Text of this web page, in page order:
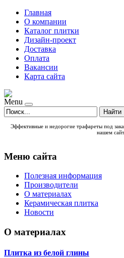
Главная
О компании
Каталог плитки
Дизайн-проект
Доставка
Оплата
Вакансии
Карта сайта
Menu
Найти
Эффективные и недорогие трафареты под
нашем
Меню сайта
Полезная информация
Производители
О материалах
Керамическая плитка
Новости
О материалах
Плитка из белой глины